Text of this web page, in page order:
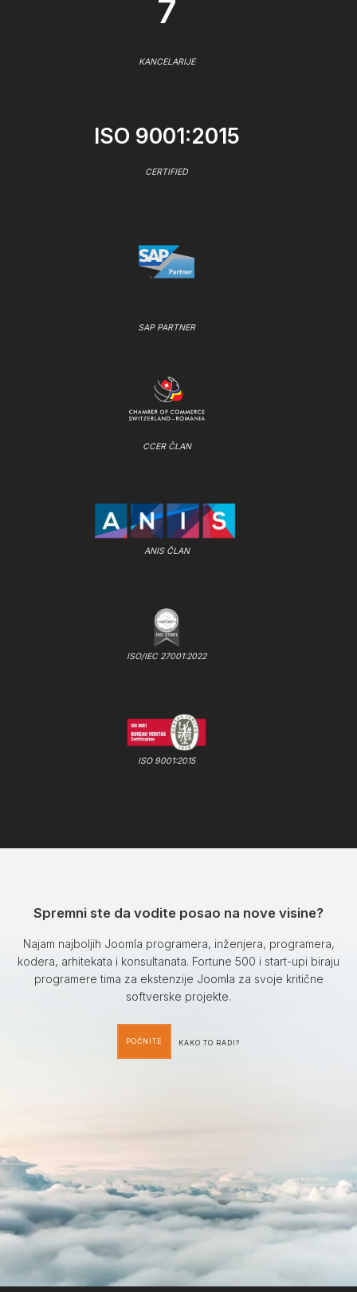
7
KANCELARIJE
ISO 9001:2015
CERTIFIED
SAP PARTNER
CCER ČLAN
ANIS ČLAN
ISO/IEC 27001:2022
ISO 9001:2015
Spremni ste da vodite posao na nove visine?
Najam najboljih Joomla programera, inženjera, programera,
kodera, arhitekata i konsultanata. Fortune 500 i start-upi biraju
programere tima za ekstenzije Joomla za svoje kritične
softverske projekte.
POČNITE KAKO TO RADI?